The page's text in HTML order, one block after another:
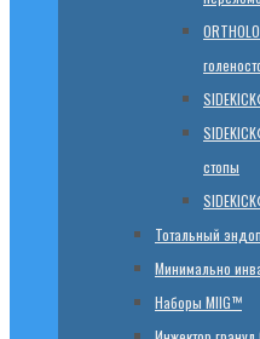
стопы
Тотальный
Минимально
Наборы MIIG™